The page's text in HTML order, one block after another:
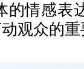
的情感表
观众的